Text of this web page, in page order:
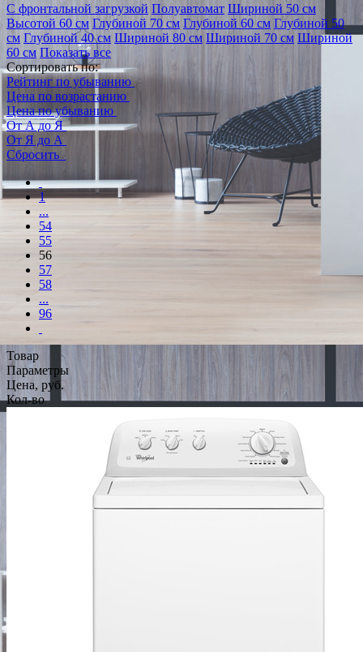
С фронтальной загрузкой Полуавтомат Шириной 50 см
Высотой 60 см Глубиной 70 см Глубиной 60 см Глубиной 50
см Глубиной 40 см Шириной 80 см Шириной 70 см Шириной
60 см Показать все
Сортировать по:
Рейтинг по убыванию
Цена по возрастанию
Цена по убыванию
От А до Я
От Я до А
Сбросить
1
...
54
55
56
57
58
...
96
Товар
Параметры
Цена, руб.
Кол-во